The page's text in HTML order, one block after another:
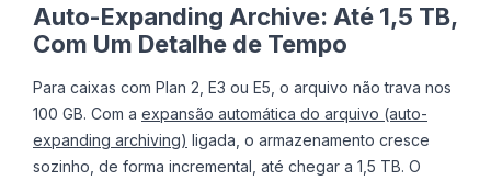
Auto-Expanding Archive: Até 1,5 TB,
Com Um Detalhe de Tempo
Para caixas com Plan 2, E3 ou E5, o arquivo não trava nos
100 GB. Com a expansão automática do arquivo (auto-
expanding archiving) ligada, o armazenamento cresce
sozinho, de forma incremental, até chegar a 1,5 TB. O